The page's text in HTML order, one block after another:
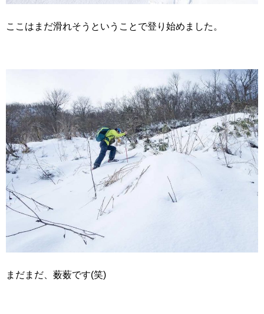
ここはまだ滑れそうということで登り始めました。
まだまだ、薮薮です(笑)